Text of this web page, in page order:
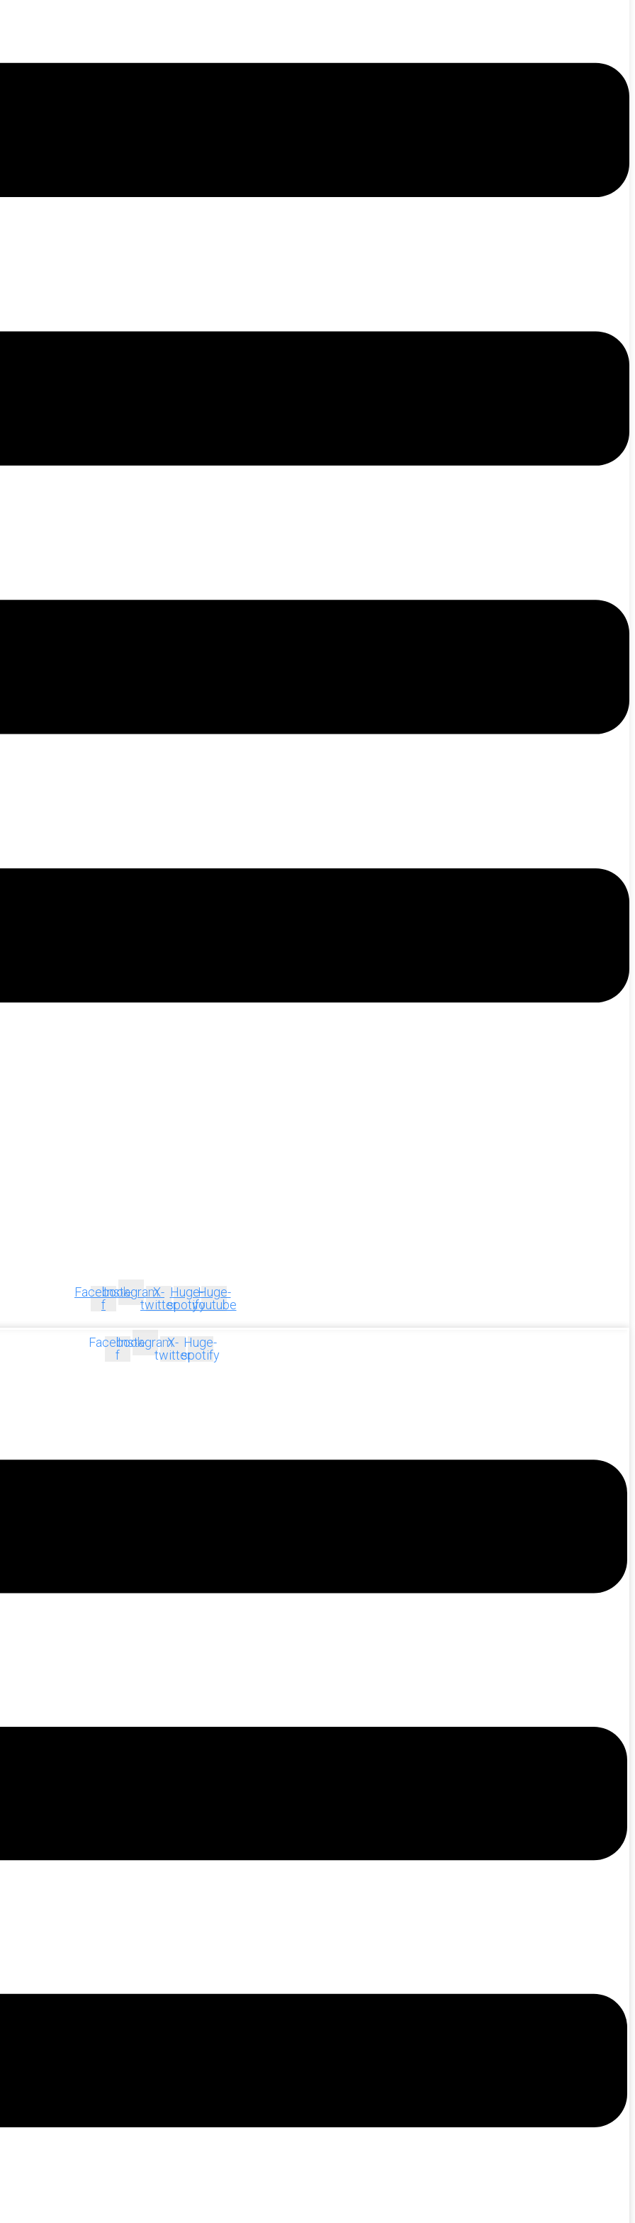
Facebook-
f
InstagramX-
twitter
Huge-
spotify
Huge-
youtube
Facebook-
f
InstagramX-
twitter
Huge-
spotify